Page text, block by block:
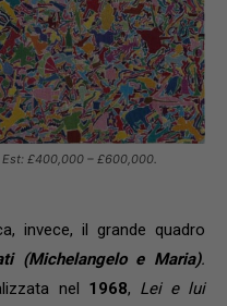
£400,000 – £600,000.
invece, il grande quadro
(Michelangelo e Maria).
nel 1968, Lei e lui